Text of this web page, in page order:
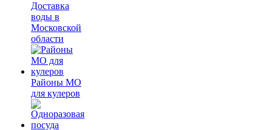
Доставка
воды в
Московской
области
Районы МО
для кулеров